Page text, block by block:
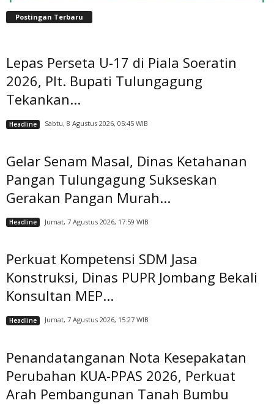
Postingan Terbaru
Lepas Perseta U-17 di Piala Soeratin
2026, Plt. Bupati Tulungagung
Tekankan...
Headline Sabtu, 8 Agustus 2026, 05:45 WIB
Gelar Senam Masal, Dinas Ketahanan
Pangan Tulungagung Sukseskan
Gerakan Pangan Murah...
Headline Jumat, 7 Agustus 2026, 17:59 WIB
Perkuat Kompetensi SDM Jasa
Konstruksi, Dinas PUPR Jombang Bekali
Konsultan MEP...
Headline Jumat, 7 Agustus 2026, 15:27 WIB
Penandatanganan Nota Kesepakatan
Perubahan KUA-PPAS 2026, Perkuat
Arah Pembangunan Tanah Bumbu